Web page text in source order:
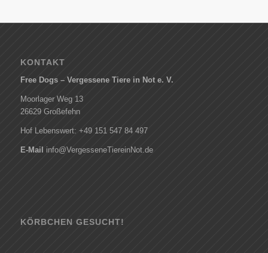
KONTAKT
Free Dogs – Vergessene Tiere in Not e. V.
Moorlager Weg 13
26629 Großefehn
Hof Lebenswert: +49 151 547 84 497
E-Mail info@VergesseneTiereinNot.de
KÖRBCHEN GESUCHT!